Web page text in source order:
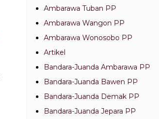
Ambarawa Tuban PP
Ambarawa Wangon PP
Ambarawa Wonosobo PP
Artikel
Bandara-Juanda Ambarawa PP
Bandara-Juanda Bawen PP
Bandara-Juanda Demak PP
Bandara-Juanda Jepara PP